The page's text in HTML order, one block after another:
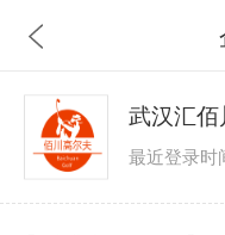
最近登录